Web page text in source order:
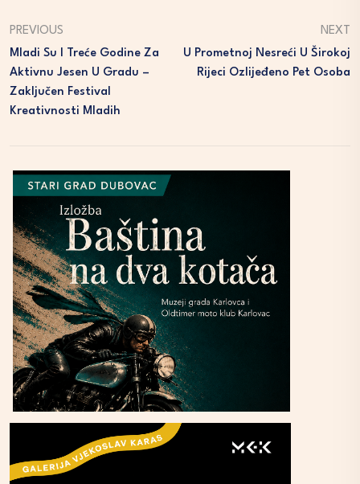
PREVIOUS
Mladi Su I Treće Godine Za
Aktivnu Jesen U Gradu –
Zaključen Festival
Kreativnosti Mladih
NEXT
U Prometnoj Nesreći U Širokoj
Rijeci Ozlijeđeno Pet Osoba